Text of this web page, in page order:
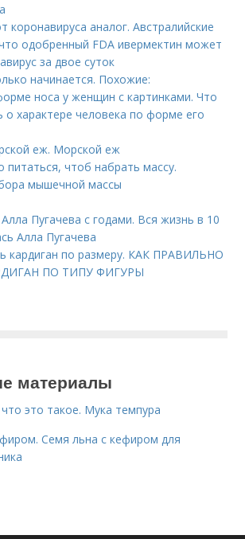
коронавируса аналог. Австралийские
одобренный FDA ивермектин может
за двое суток
начинается. Похожие:
носа у женщин с картинками. Что
характере человека по форме его
еж. Морской еж
питаться, чтоб набрать массу.
мышечной массы
Пугачева с годами. Вся жизнь в 10
Алла Пугачева
кардиган по размеру. КАК ПРАВИЛЬНО
ПО ТИПУ ФИГУРЫ
материалы
это такое. Мука темпура
Семя льна с кефиром для